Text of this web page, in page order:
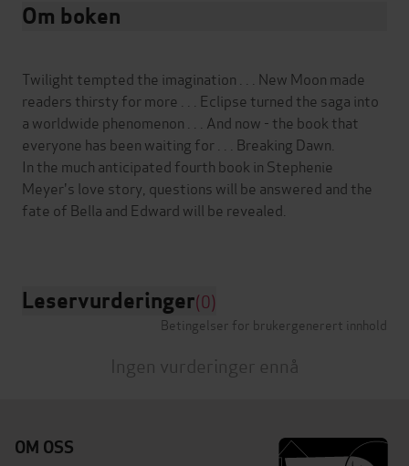
Om boken
Twilight tempted the imagination . . . New Moon made
readers thirsty for more . . . Eclipse turned the saga into
a worldwide phenomenon . . . And now - the book that
everyone has been waiting for . . . Breaking Dawn.
In the much anticipated fourth book in Stephenie
Meyer's love story, questions will be answered and the
fate of Bella and Edward will be revealed.
Leservurderinger(0)
Betingelser for brukergenerert innhold
Ingen vurderinger ennå
OM OSS